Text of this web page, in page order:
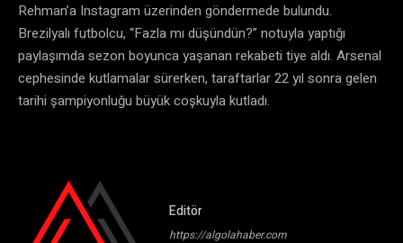
Rehman’a Instagram üzerinden göndermede bulundu.
Brezilyalı futbolcu, “Fazla mı düşündün?” notuyla yaptığı
paylaşımda sezon boyunca yaşanan rekabeti tiye aldı. Arsenal
cephesinde kutlamalar sürerken, taraftarlar 22 yıl sonra gelen
tarihi şampiyonluğu büyük coşkuyla kutladı.
Editör
https://algolahaber.com